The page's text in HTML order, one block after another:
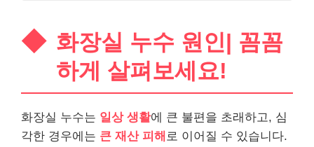
화장실 누수 원인| 꼼꼼
하게 살펴보세요!
화장실 누수는 일상 생활에 큰 불편을 초래하고, 심
각한 경우에는 큰 재산 피해 로 이어질 수 있습니다.